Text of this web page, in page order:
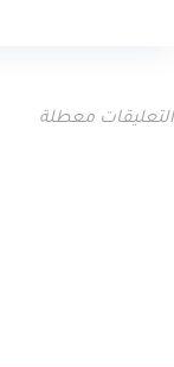
التعليقات معطلة